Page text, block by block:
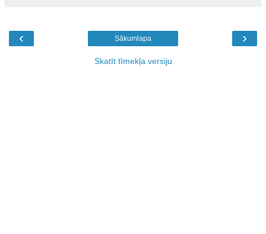
‹ ›
Sākumlapa
Skatīt tīmekļa versiju